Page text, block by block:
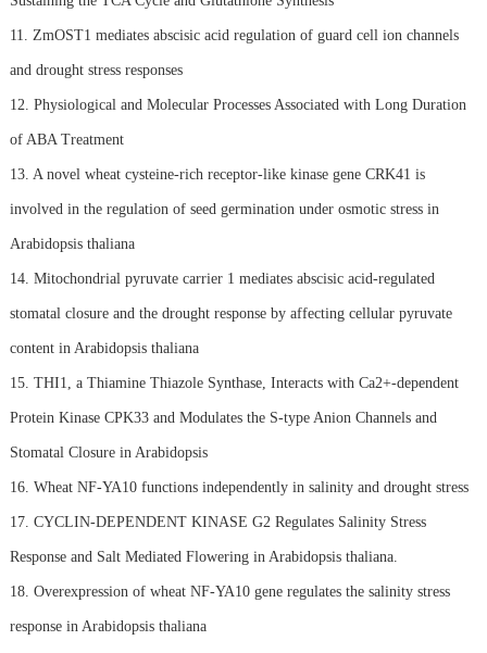
11. ZmOST1 mediates abscisic acid regulation of guard cell ion channels
and drought stress responses
12. Physiological and Molecular Processes Associated with Long Duration
of ABA Treatment
13. A novel wheat cysteine-rich receptor-like kinase gene CRK41 is
involved in the regulation of seed germination under osmotic stress in
Arabidopsis thaliana
14. Mitochondrial pyruvate carrier 1 mediates abscisic acid-regulated
stomatal closure and the drought response by affecting cellular pyruvate
content in Arabidopsis thaliana
15. THI1, a Thiamine Thiazole Synthase, Interacts with Ca2+-dependent
Protein Kinase CPK33 and Modulates the S-type Anion Channels and
Stomatal Closure in Arabidopsis
16. Wheat NF-YA10 functions independently in salinity and drought stress
17. CYCLIN-DEPENDENT KINASE G2 Regulates Salinity Stress
Response and Salt Mediated Flowering in Arabidopsis thaliana.
18. Overexpression of wheat NF-YA10 gene regulates the salinity stress
response in Arabidopsis thaliana